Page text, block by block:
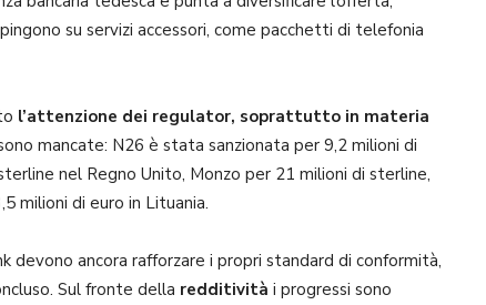
su servizi accessori, come pacchetti di telefonia
l’attenzione dei regulator, soprattutto in materia
mancate: N26 è stata sanzionata per 9,2 milioni di
nel Regno Unito, Monzo per 21 milioni di sterline,
milioni di euro in Lituania.
devono ancora rafforzare i propri standard di conformità,
Sul fronte della redditività i progressi sono